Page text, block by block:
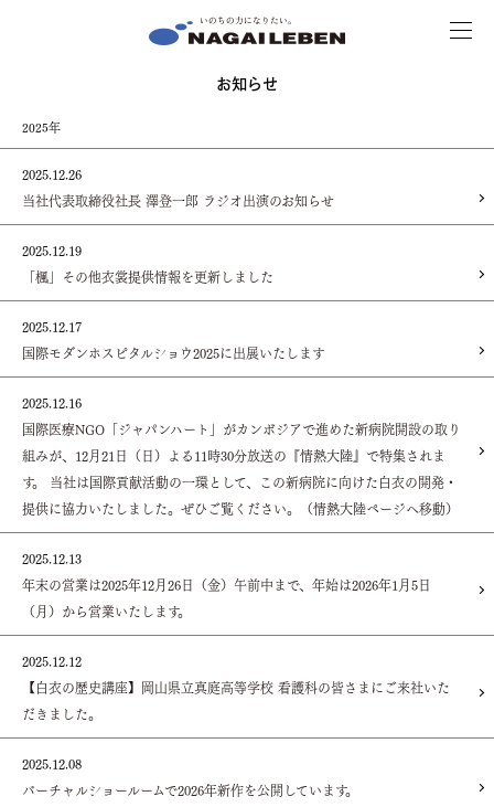
MENU
お知らせ
2025年
2025.12.26
当社代表取締役社長 澤登一郎 ラジオ出演のお知らせ
2025.12.19
「楓」その他衣裳提供情報を更新しました
2025.12.17
国際モダンホスピタルショウ2025に出展いたします
2025.12.16
国際医療NGO「ジャパンハート」がカンボジアで進めた新病院開設の取り
組みが、12月21日（日）よる11時30分放送の『情熱大陸』で特集されま
す。 当社は国際貢献活動の一環として、この新病院に向けた白衣の開発・
提供に協力いたしました。ぜひご覧ください。（情熱大陸ページへ移動）
2025.12.13
年末の営業は2025年12月26日（金）午前中まで、年始は2026年1月5日
（月）から営業いたします。
2025.12.12
【白衣の歴史講座】岡山県立真庭高等学校 看護科の皆さまにご来社いた
だきました。
2025.12.08
バーチャルショールームで2026年新作を公開しています。